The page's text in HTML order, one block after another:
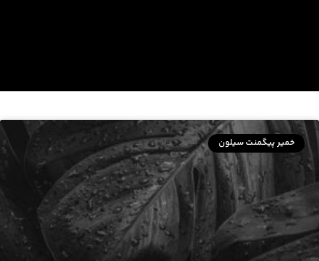
خمیر پیگمنت سیلون